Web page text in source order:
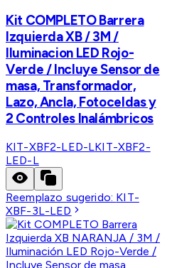
Kit COMPLETO Barrera
Izquierda XB / 3M /
Iluminacion LED Rojo-
Verde / Incluye Sensor de
masa, Transformador,
Lazo, Ancla, Fotoceldas y
2 Controles Inalámbricos
KIT-XBF2-LED-LKIT-XBF2-
LED-L
Reemplazo sugerido: KIT-
XBF-3L-LED